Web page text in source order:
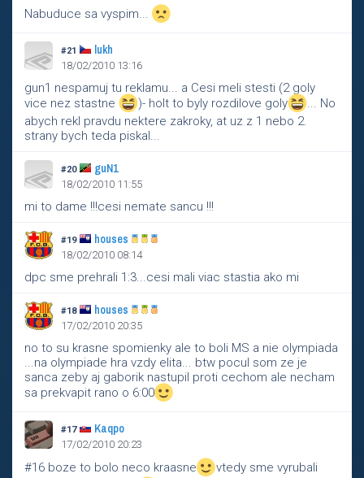
Nabuduce sa vyspim...
#21 lukh
18/02/2010 13:16
gun1 nespamuj tu reklamu... a Cesi meli stesti (2 goly
vice nez stastne
)- holt to byly rozdilove goly
... No
abych rekl pravdu nektere zakroky, at uz z 1 nebo 2.
strany bych teda piskal...
#20 guN1
18/02/2010 11:55
mi to dame !!!cesi nemate sancu !!!
#19 houses
18/02/2010 08:14
dpc sme prehrali 1:3...cesi mali viac stastia ako mi
#18 houses
17/02/2010 20:35
no to su krasne spomienky ale to boli MS a nie olympiada
...na olympiade hra vzdy elita... btw pocul som ze je
sanca zeby aj gaborik nastupil proti cechom ale necham
sa prekvapit rano o 6:00
#17 Kaqpo
17/02/2010 20:23
#16 boze to bolo neco kraasne
vtedy sme vyrubali